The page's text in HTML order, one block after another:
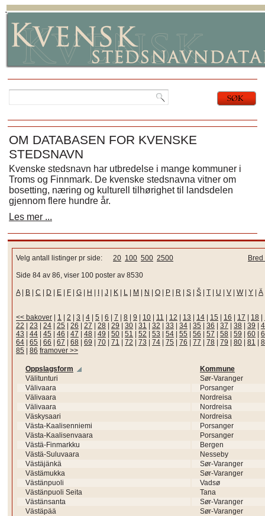
OM DATABASEN FOR KVENSKE
STEDSNAVN
Kvenske stedsnavn har utbredelse i mange kommuner i
Troms og Finnmark. De kvenske stedsnavna vitner om
bosetting, næring og kulturell tilhørighet til landsdelen
gjennom flere hundre år.
Les mer ...
Velg antall listinger pr side: 20 100 500 2500
Side 84 av 86, viser 100 poster av 8530
A| B C D E F G H J K L M N O P R S Š T U V W| Y Ä
<< bakover 1 2 3 4 5 6 7 8 9 10 11 12 13 14 15 16 17 18
22
23 24 25 26 27 28 29 30 31 32 33 34 35 36 37 38 39
43
44 45 46 47 48 49 50 51 52 53 54 55 56 57 58 59 60
64
65 66 67 68 69 70 71 72 73 74 75 76 77 78 79 80 81
85
86 framover >>
Oppslagsform
Kommune
Välitunturi
Sør-Varanger
Välivaara
Porsanger
Välivaara
Nordreisa
Välivaara
Nordreisa
Väskysaari
Nordreisa
Västa-Kaalisenniemi
Porsanger
Västa-Kaalisenvaara
Porsanger
Västä-Finmarkku
Bergen
Västä-Suluvaara
Nesseby
Västäjänkä
Sør-Varanger
Västämukka
Sør-Varanger
Västänpuoli
Vadsø
Västänpuoli Seita
Tana
Västänsanta
Sør-Varanger
Västäpää
Sør-Varanger